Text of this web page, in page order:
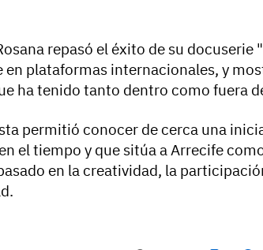
repasó el éxito de su docuserie
en plataformas internacionales, y
ha tenido tanto dentro como fuera
permitió conocer de cerca una
el tiempo y que sitúa a Arrecife
en la creatividad, la